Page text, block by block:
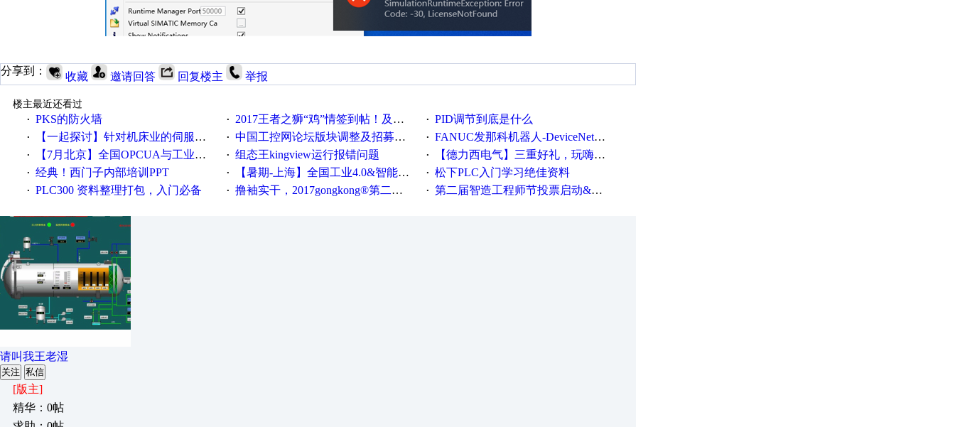
分享到： 收藏 邀请回答 回复楼主 举报
楼主最近还看过
· PKS的防火墙 · 2017王者之狮“鸡”情签到帖！及时更新在线研讨会预告 · PID调节到底是什么
· 【一起探讨】针对机床业的伺服系统发展，您的期望是什么？ · 中国工控网论坛版块调整及招募版主公告 · FANUC发那科机器人-DeviceNet通信使用手册(中文)
· 【7月北京】全国OPCUA与工业互联技术培训班通知！ · 组态王kingview运行报错问题 · 【德力西电气】三重好礼，玩嗨夏日！
· 经典！西门子内部培训PPT · 【暑期-上海】全国工业4.0&智能制造高级培训班通知！ · 松下PLC入门学习绝佳资料
· PLC300 资料整理打包，入门必备 · 撸袖实干，2017gongkong®第二届智造工程师节正式起航！ · 第二届智造工程师节投票启动&周周有礼！
请叫我王老湿
关注 私信
[版主]
精华：0帖